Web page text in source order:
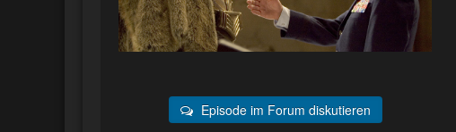
Episode im Forum diskutieren